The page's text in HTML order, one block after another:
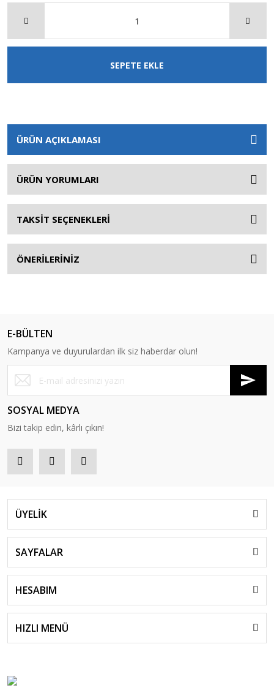
SEPETE EKLE
ÜRÜN AÇIKLAMASI
ÜRÜN YORUMLARI
TAKSİT SEÇENEKLERİ
ÖNERİLERİNİZ
E-BÜLTEN
Kampanya ve duyurulardan ilk siz haberdar olun!
SOSYAL MEDYA
Bizi takip edin, kârlı çıkın!
ÜYELİK
SAYFALAR
HESABIM
HIZLI MENÜ